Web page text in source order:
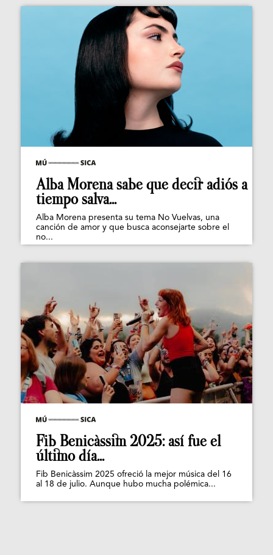
Alba Morena sabe que decir adiós a
tiempo salva...
Alba Morena presenta su tema No Vuelvas, una
canción de amor y que busca aconsejarte sobre el
no...
Fib Benicàssim 2025: así fue el
último día...
Fib Benicàssim 2025 ofreció la mejor música del 16
al 18 de julio. Aunque hubo mucha polémica...